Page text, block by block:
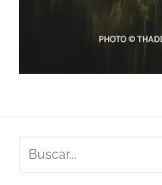
Buscar: